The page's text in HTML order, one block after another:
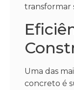
transformar
Uma das
concreto é